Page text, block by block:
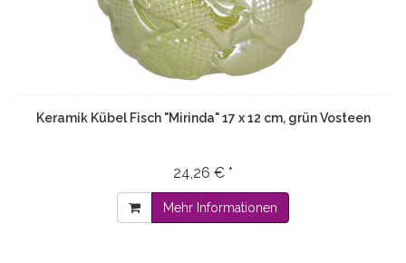
Keramik Kübel Fisch "Mirinda" 17 x 12 cm, grün Vosteen
24,26 € *
Mehr Informationen